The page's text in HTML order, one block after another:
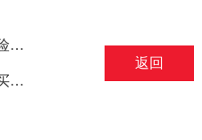
上一篇：关于人身意外伤害保险的消费提示——摘自保监会
下一篇：关于在互联网平台购买保险的风险提示——摘自保监会
返回